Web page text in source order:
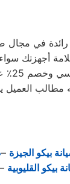
في مجال
مطالب
بيكو الجيزة –
بيكو القليوبية –